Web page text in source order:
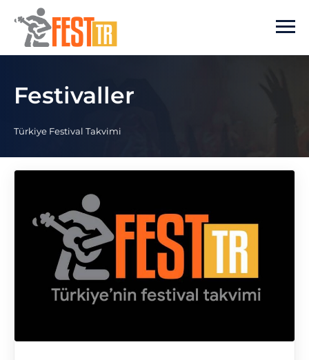
Ana içeriğe atla
Festivaller
Türkiye Festival Takvimi